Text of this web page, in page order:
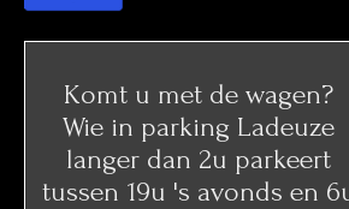
Komt u met de wagen?
Wie in parking Ladeuze
langer dan 2u parkeert
tussen 19u 's avonds en 6u
's ochtends moet slechts